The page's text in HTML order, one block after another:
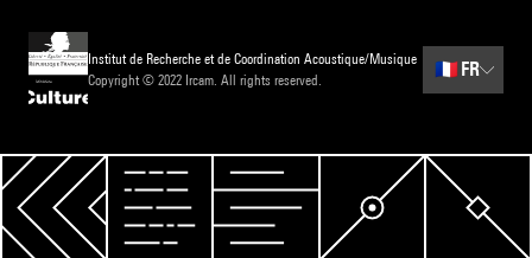
Institut de Recherche et de Coordination Acoustique/Musique
Copyright © 2022 Ircam. All rights reserved.
🇫🇷 FR